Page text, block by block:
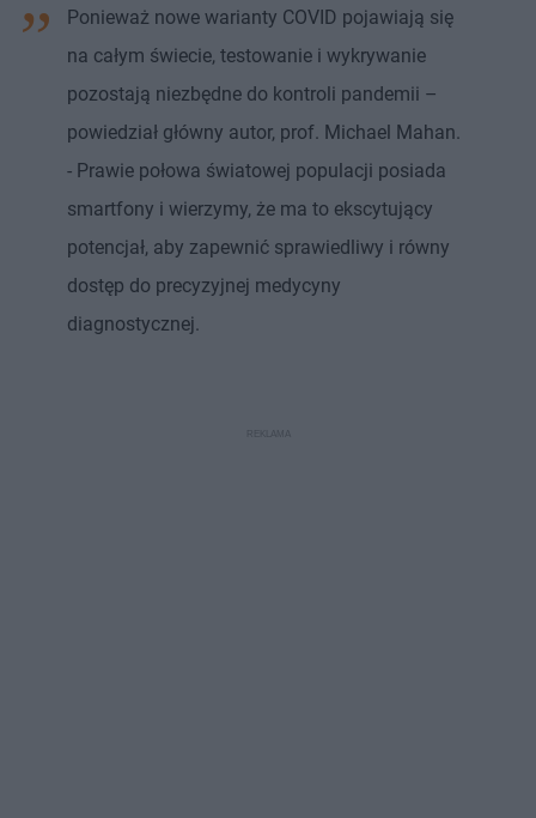
Ponieważ nowe warianty COVID pojawiają się
na całym świecie, testowanie i wykrywanie
pozostają niezbędne do kontroli pandemii –
powiedział główny autor, prof. Michael Mahan.
- Prawie połowa światowej populacji posiada
smartfony i wierzymy, że ma to ekscytujący
potencjał, aby zapewnić sprawiedliwy i równy
dostęp do precyzyjnej medycyny
diagnostycznej.